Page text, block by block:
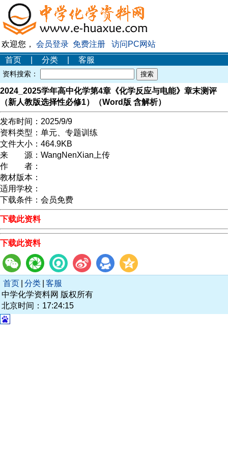
欢迎您， 会员登录 免费注册
访问PC网站
首页
分类 客服
资料搜索：
2024_2025学年高中化学第4章《化学反应与电能》章末测评
（新人教版选择性必修1）（Word版 含解析）
发布时间： 2025/9/9
资料类型： 单元、专题训练
文件大小： 464.9KB
来 源： WangNenXian上传
作 者：
教材版本：
适用学校：
下载条件： 会员免费
下载此资料
下载此资料
首页 分类 客服
中学化学资料网 版权所有
北京时间：17:24:15